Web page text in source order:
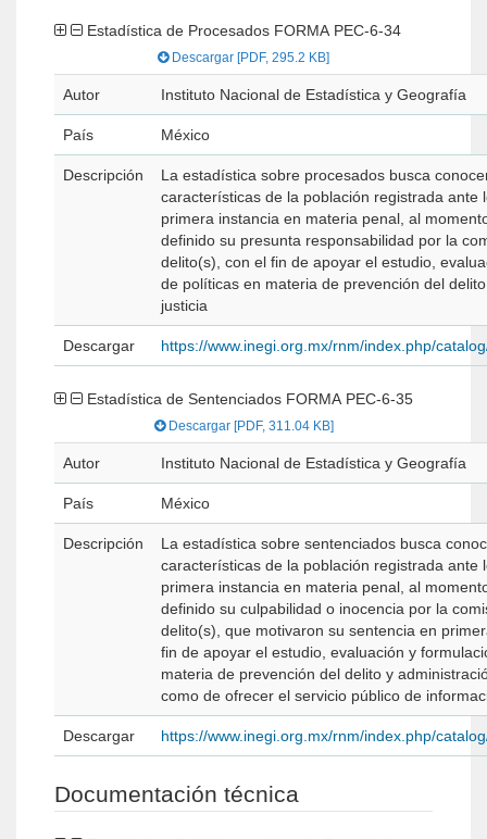
Estadística de Procesados FORMA PEC-6-34
Descargar [PDF, 295.2 KB]
Autor Instituto Nacional de Estadística y Geografía
País México
Descripción
La estadística sobre procesados busca
características de la población registrada ante
primera instancia en materia penal, al
definido su presunta responsabilidad por la
delito(s), con el fin de apoyar el estudio,
de políticas en materia de prevención del
justicia
Descargar https://www.inegi.org.mx/rnm/index.php/
Estadística de Sentenciados FORMA PEC-6-35
Descargar [PDF, 311.04 KB]
Autor Instituto Nacional de Estadística y Geografía
País México
Descripción
La estadística sobre sentenciados busca
características de la población registrada ante
primera instancia en materia penal, al
definido su culpabilidad o inocencia por la
delito(s), que motivaron su sentencia en
fin de apoyar el estudio, evaluación y
materia de prevención del delito y
como de ofrecer el servicio público de
Descargar https://www.inegi.org.mx/rnm/index.php/
Documentación técnica